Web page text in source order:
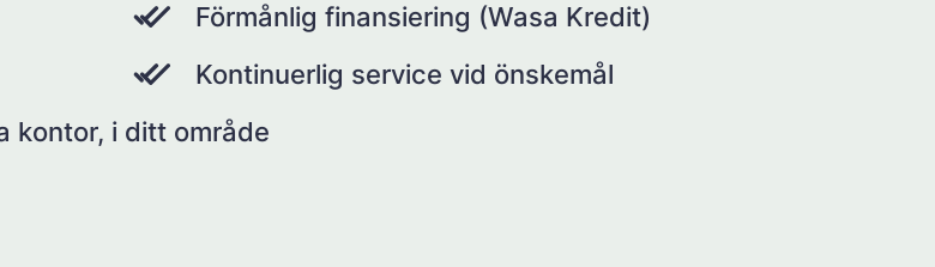
Förmånlig finansiering (Wasa Kredit)
Kontinuerlig service vid önskemål
kontor, i ditt område